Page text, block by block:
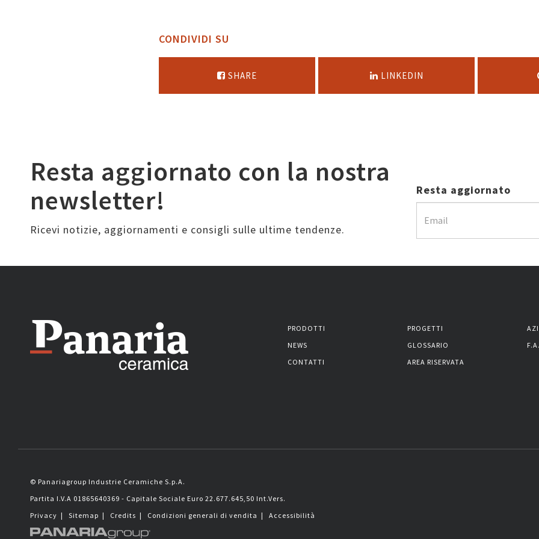
CONDIVIDI SU
SHARE LINKEDIN
Resta aggiornato con la nostra
newsletter!
Ricevi notizie, aggiornamenti e consigli sulle ultime tendenze.
Resta aggiornato
PRODOTTI PROGETTI
NEWS
GLOSSARIO
CONTATTI
AREA RISERVATA
© Panariagroup Industrie Ceramiche S.p.A.
Partita I.V.A 01865640369 - Capitale Sociale Euro 22.677.645,50 Int.Vers.
Privacy | Sitemap | Credits | Condizioni generali di vendita | Accessibilità